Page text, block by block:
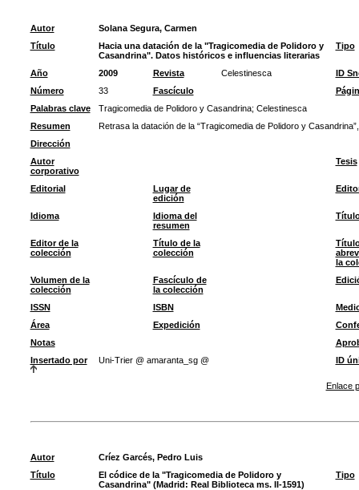
Autor
Solana Segura, Carmen
Título
Hacia una datación de la "Tragicomedia de Polidoro y
Casandrina". Datos históricos e influencias literarias
Tipo
Año 2009 Revista Celestinesca
ID
Número
33 Fascículo
Palabras clave
Tragicomedia de Polidoro y Casandrina; Celestinesca
Resumen
Retrasa la datación de la “Tragicomedia de Polidoro y
Dirección
Autor
corporativo
Tesis
Editorial
Lugar de
edición
Idioma
Idioma del
resumen
Editor de la
colección
Título de la
colección
la
Volumen de la
colección
Fascículo de
la colección
ISSN ISBN
Área
Expedición
Notas
Insertado por
Uni-Trier @ amaranta_sg @ ID
Enlace
Autor
Críez Garcés, Pedro Luis
Título
El códice de la "Tragicomedia de Polidoro y
Casandrina" (Madrid: Real Biblioteca ms. II-1591)
Tipo